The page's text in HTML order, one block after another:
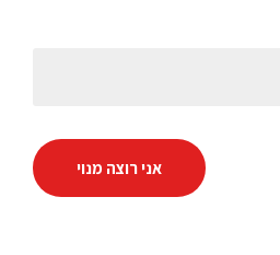
אני רוצה מנוי